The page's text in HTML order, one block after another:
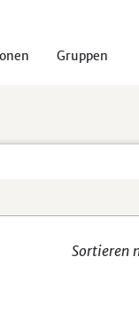
Gruppen
Sortieren